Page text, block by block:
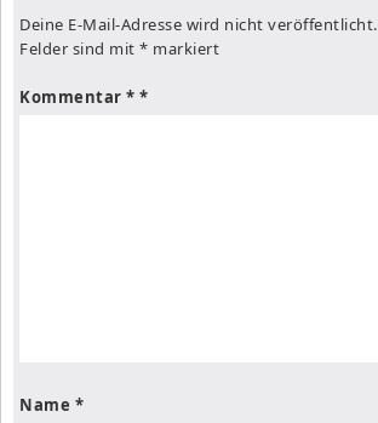
Deine E-Mail-Adresse wird nicht veröffentlicht.
Felder sind mit * markiert
Kommentar *
Name *